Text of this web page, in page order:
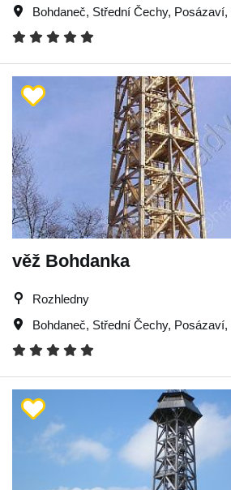
Bohdaneč, Střední Čechy, Posázaví,
věž Bohdanka
Rozhledny
Bohdaneč, Střední Čechy, Posázaví,